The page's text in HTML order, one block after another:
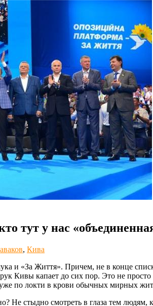
тут у нас
аваков, Кива
и «За Життя». Причем, не в конце
Кивы капает до сих пор. Это не
уже по локти в крови обычных мирных
Не стыдно смотреть в глаза тем